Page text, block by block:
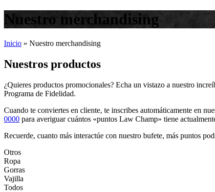
Nuestro merchandising
Inicio » Nuestro merchandising
Nuestros productos
¿Quieres productos promocionales? Echa un vistazo a nuestro
Programa de Fidelidad.
Cuando te conviertes en cliente, te inscribes automáticamente en
0000 para averiguar cuántos «puntos Law Champ» tiene
Recuerde, cuanto más interactúe con nuestro bufete, más puntos
Otros
Ropa
Gorras
Vajilla
Todos